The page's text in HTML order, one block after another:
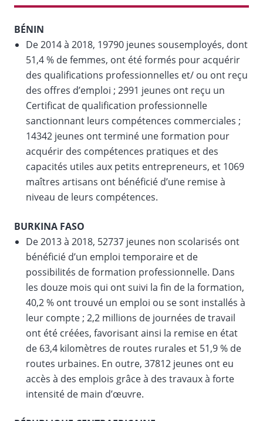
selection,
change
data
BÉNIN
De 2014 à 2018, 19790 jeunes sousemployés, dont
51,4 % de femmes, ont été formés pour acquérir
des qualifications professionnelles et/ ou ont reçu
des offres d’emploi ; 2991 jeunes ont reçu un
Certificat de qualification professionnelle
sanctionnant leurs compétences commerciales ;
14342 jeunes ont terminé une formation pour
acquérir des compétences pratiques et des
capacités utiles aux petits entrepreneurs, et 1069
maîtres artisans ont bénéficié d’une remise à
niveau de leurs compétences.
BURKINA FASO
De 2013 à 2018, 52737 jeunes non scolarisés ont
bénéficié d’un emploi temporaire et de
possibilités de formation professionnelle. Dans
les douze mois qui ont suivi la fin de la formation,
40,2 % ont trouvé un emploi ou se sont installés à
leur compte ; 2,2 millions de journées de travail
ont été créées, favorisant ainsi la remise en état
de 63,4 kilomètres de routes rurales et 51,9 % de
routes urbaines. En outre, 37812 jeunes ont eu
accès à des emplois grâce à des travaux à forte
intensité de main d’œuvre.